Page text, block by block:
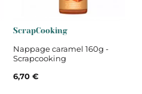
ScrapCooking
Nappage caramel 160g -
Scrapcooking
6,70 €